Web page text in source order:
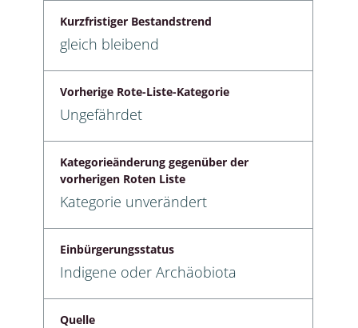
Kurzfristiger Bestandstrend
gleich bleibend
Vorherige Rote-Liste-Kategorie
Ungefährdet
Kategorieänderung gegenüber der
vorherigen Roten Liste
Kategorie unverändert
Einbürgerungsstatus
Indigene oder Archäobiota
Quelle